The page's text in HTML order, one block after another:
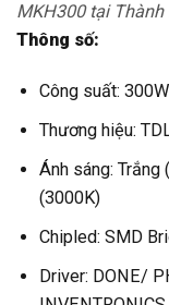
MKH300 tại Thành
Thông số:
Công suất: 300W
Thương hiệu:
Ánh sáng: Trắng
(3000K)
Chipled: SMD
Driver: DONE/